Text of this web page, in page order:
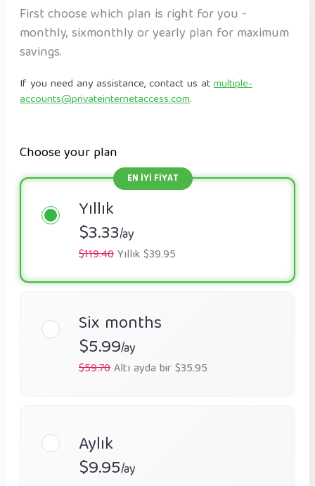
First choose which plan is right for you -
monthly, sixmonthly or yearly plan for maximum
savings.
If you need any assistance, contact us atmultiple-
accounts@privateinternetaccess.com.
Choose your plan
Yıllık
$3.33/ay
$119.40Yıllık $39.95
Six months
$5.99/ay
$59.70Altı ayda bir $35.95
Aylık
$9.95/ay